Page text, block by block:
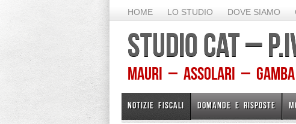
HOME LO STUDIO DOVE SIAMO
STUDIO CAT –
Mauri – Assolari – Gamba I
NOTIZIE FISCALI DOMANDE E RISPOSTE